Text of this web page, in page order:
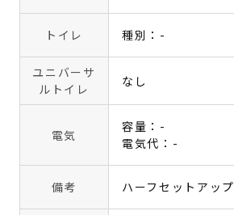
トイレ 種別：-
ユニバーサ
ルトイレ
なし
電気
容量：-
電気代：-
備考 ハーフセットアップ